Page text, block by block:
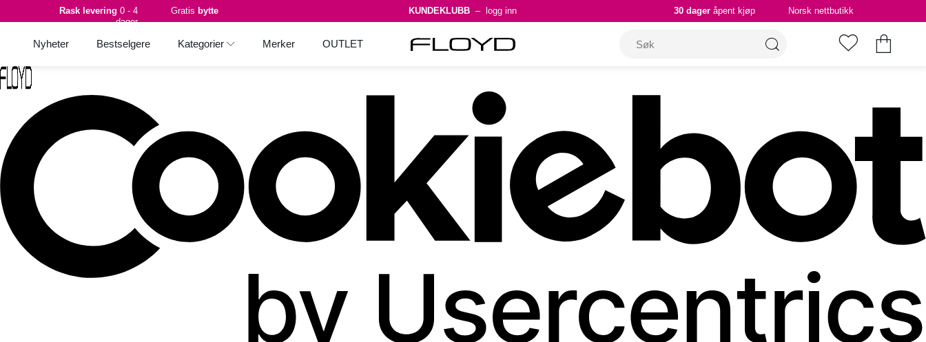
Rask levering 0 - 4
dager
Gratis bytte KUNDEKLUBB – logg inn 30 dager åpent kjøp Norsk nettbutikk
Nyheter Bestselgere Kategorier Merker OUTLET